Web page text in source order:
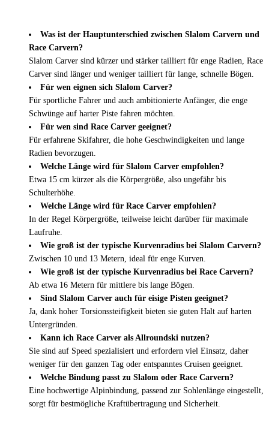
Was ist der Hauptunterschied zwischen Slalom Carvern und
Race Carvern?
Slalom Carver sind kürzer und stärker tailliert für enge Radien, Race
Carver sind länger und weniger tailliert für lange, schnelle Bögen.
Für wen eignen sich Slalom Carver?
Für sportliche Fahrer und auch ambitionierte Anfänger, die enge
Schwünge auf harter Piste fahren möchten.
Für wen sind Race Carver geeignet?
Für erfahrene Skifahrer, die hohe Geschwindigkeiten und lange
Radien bevorzugen.
Welche Länge wird für Slalom Carver empfohlen?
Etwa 15 cm kürzer als die Körpergröße, also ungefähr bis
Schulterhöhe.
Welche Länge wird für Race Carver empfohlen?
In der Regel Körpergröße, teilweise leicht darüber für maximale
Laufruhe.
Wie groß ist der typische Kurvenradius bei Slalom Carvern?
Zwischen 10 und 13 Metern, ideal für enge Kurven.
Wie groß ist der typische Kurvenradius bei Race Carvern?
Ab etwa 16 Metern für mittlere bis lange Bögen.
Sind Slalom Carver auch für eisige Pisten geeignet?
Ja, dank hoher Torsionssteifigkeit bieten sie guten Halt auf harten
Untergründen.
Kann ich Race Carver als Allroundski nutzen?
Sie sind auf Speed spezialisiert und erfordern viel Einsatz, daher
weniger für den ganzen Tag oder entspanntes Cruisen geeignet.
Welche Bindung passt zu Slalom oder Race Carvern?
Eine hochwertige Alpinbindung, passend zur Sohlenlänge eingestellt,
sorgt für bestmögliche Kraftübertragung und Sicherheit.